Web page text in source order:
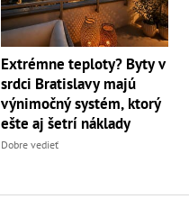
Extrémne teploty? Byty v
srdci Bratislavy majú
výnimočný systém, ktorý
ešte aj šetrí náklady
Dobre vedieť